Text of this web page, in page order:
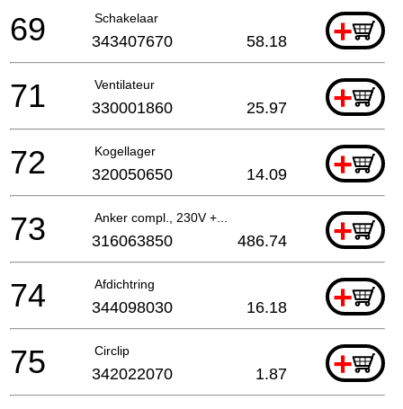
Schakelaar +
69 343407670 58.18
Ventilateur +
71 330001860 25.97
Kogellager +
72 320050650 14.09
Anker compl., 230V +... +
73 316063850 486.74
Afdichtring +
74 344098030 16.18
Circlip +
75 342022070 1.87